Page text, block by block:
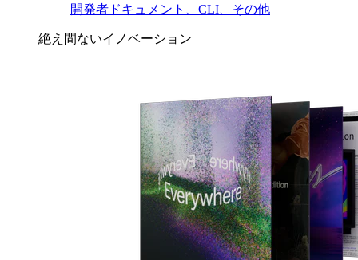
開発者ドキュメント、CLI、その他
絶え間ないイノベーション